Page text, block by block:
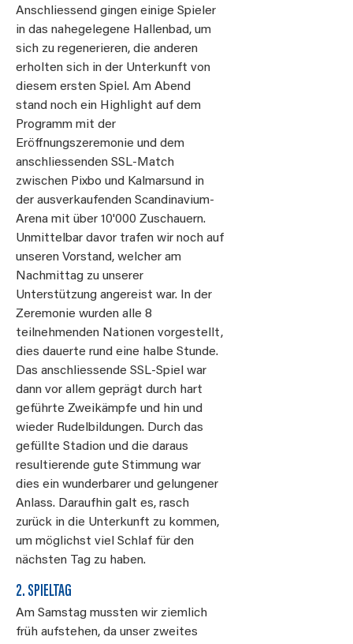
Anschliessend gingen einige Spieler
in das nahegelegene Hallenbad, um
sich zu regenerieren, die anderen
erholten sich in der Unterkunft von
diesem ersten Spiel. Am Abend
stand noch ein Highlight auf dem
Programm mit der
Eröffnungszeremonie und dem
anschliessenden SSL-Match
zwischen Pixbo und Kalmarsund in
der ausverkaufenden Scandinavium-
Arena mit über 10'000 Zuschauern.
Unmittelbar davor trafen wir noch auf
unseren Vorstand, welcher am
Nachmittag zu unserer
Unterstützung angereist war. In der
Zeremonie wurden alle 8
teilnehmenden Nationen vorgestellt,
dies dauerte rund eine halbe Stunde.
Das anschliessende SSL-Spiel war
dann vor allem geprägt durch hart
geführte Zweikämpfe und hin und
wieder Rudelbildungen. Durch das
gefüllte Stadion und die daraus
resultierende gute Stimmung war
dies ein wunderbarer und gelungener
Anlass. Daraufhin galt es, rasch
zurück in die Unterkunft zu kommen,
um möglichst viel Schlaf für den
nächsten Tag zu haben.
2. SPIELTAG
Am Samstag mussten wir ziemlich
früh aufstehen, da unser zweites